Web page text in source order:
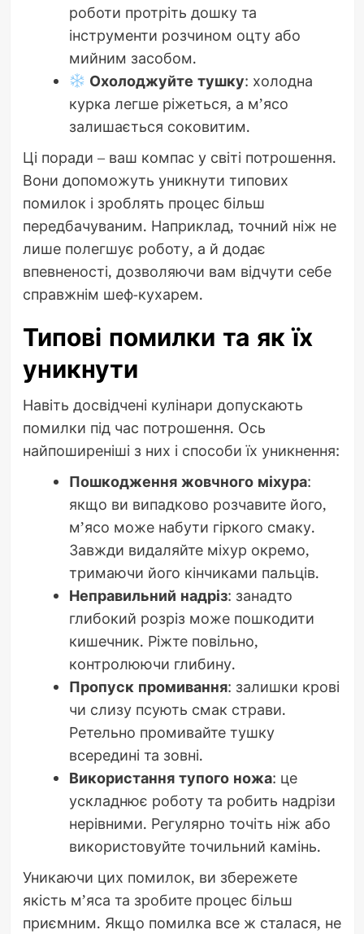
роботи протріть дошку та
інструменти розчином оцту або
мийним засобом.
Охолоджуйте тушку: холодна
курка легше ріжеться, а м’ясо
залишається соковитим.
Ці поради – ваш компас у світі потрошення.
Вони допоможуть уникнути типових
помилок і зроблять процес більш
передбачуваним. Наприклад, точний ніж не
лише полегшує роботу, а й додає
впевненості, дозволяючи вам відчути себе
справжнім шеф-кухарем.
Типові помилки та як їх
уникнути
Навіть досвідчені кулінари допускають
помилки під час потрошення. Ось
найпоширеніші з них і способи їх уникнення:
Пошкодження жовчного міхура:
якщо ви випадково розчавите його,
м’ясо може набути гіркого смаку.
Завжди видаляйте міхур окремо,
тримаючи його кінчиками пальців.
Неправильний надріз: занадто
глибокий розріз може пошкодити
кишечник. Ріжте повільно,
контролюючи глибину.
Пропуск промивання: залишки крові
чи слизу псують смак страви.
Ретельно промивайте тушку
всередині та зовні.
Використання тупого ножа: це
ускладнює роботу та робить надрізи
нерівними. Регулярно точіть ніж або
використовуйте точильний камінь.
Уникаючи цих помилок, ви збережете
якість м’яса та зробите процес більш
приємним. Якщо помилка все ж сталася, не